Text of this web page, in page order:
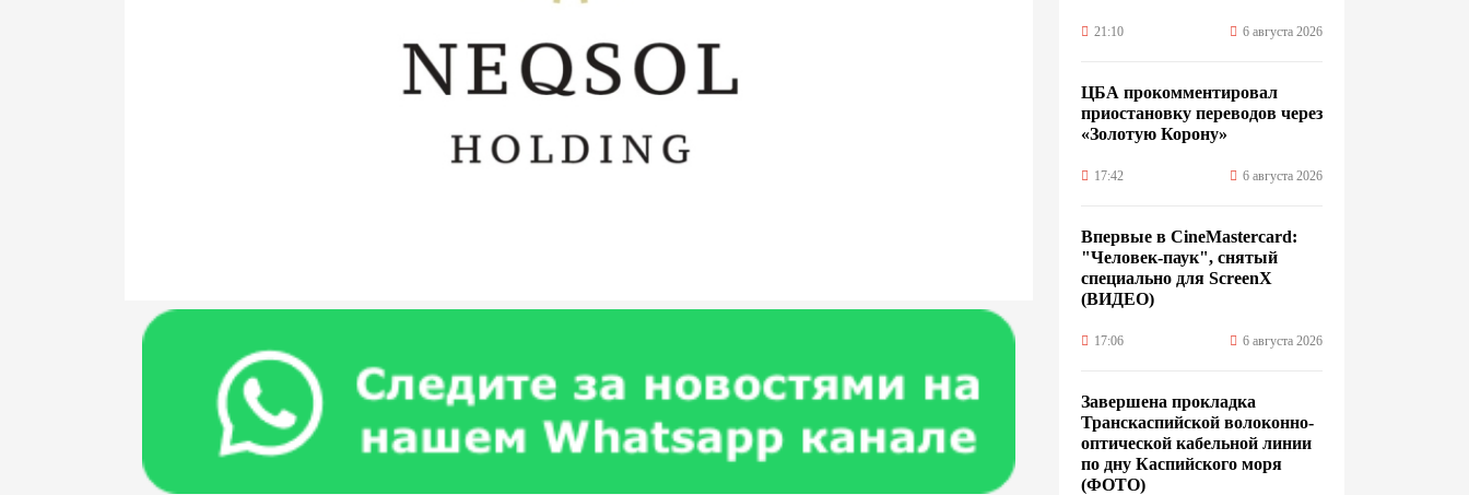
21:10 6 августа 2026
ЦБА прокомментировал
приостановку переводов через
«Золотую Корону»
17:42 6 августа 2026
Впервые в CineMastercard:
"Человек-паук", снятый
специально для ScreenX
(ВИДЕО)
17:06 6 августа 2026
Завершена прокладка
Транскаспийской волоконно-
оптической кабельной линии
по дну Каспийского моря
(ФОТО)